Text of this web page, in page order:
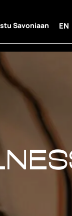
Savoniaan EN